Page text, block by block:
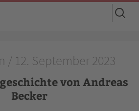
Suchen
nach:
/ 12. September 2023
von Andreas
Becker